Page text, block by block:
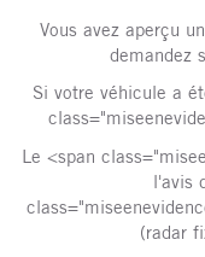
Vous avez aperçu
demandez
Si votre véhicule a
Le <span
l'avis
(radar